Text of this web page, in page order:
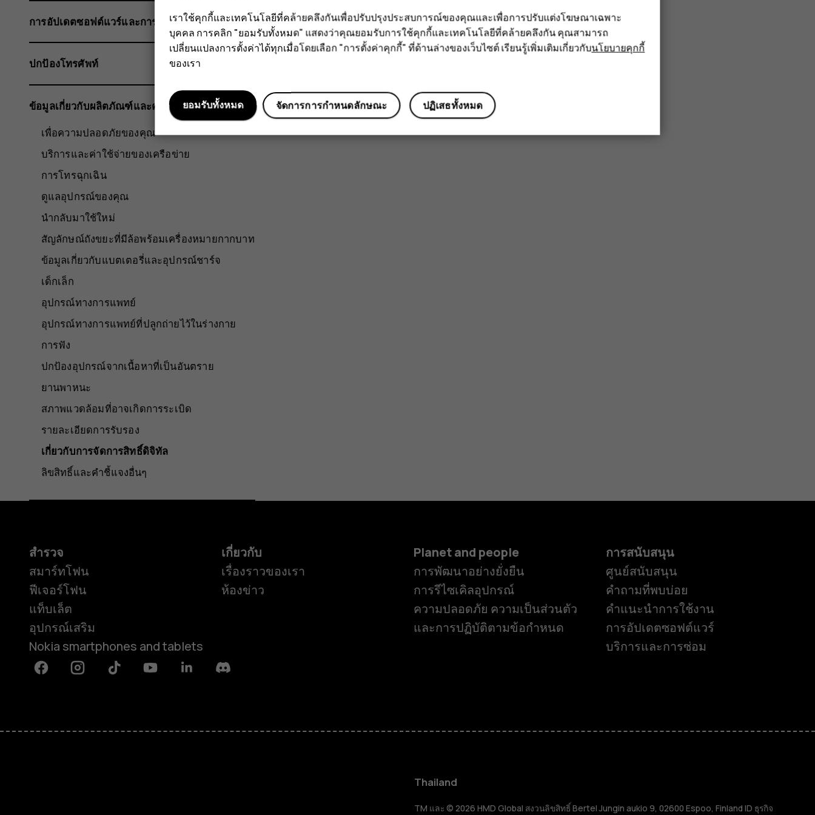
สมาร์ทโฟน
ฟีเจอร์โฟน
การอัปเดตซอฟต์แวร์และการสำรองข้อมูล
ปกป้องโทรศัพท์
ข้อมูลเกี่ยวกับผลิตภัณฑ์และความปลอดภัย
เพื่อความปลอดภัยของคุณ
บริการและค่าใช้จ่ายของเครือข่าย
การโทรฉุกเฉิน
ดูแลอุปกรณ์ของคุณ
นำกลับมาใช้ใหม่
สัญลักษณ์ถังขยะที่มีล้อพร้อมเครื่องหมายกากบาท
ข้อมูลเกี่ยวกับแบตเตอรี่และอุปกรณ์ชาร์จ
เด็กเล็ก
อุปกรณ์ทางการแพทย์
อุปกรณ์ทางการแพทย์ที่ปลูกถ่ายไว้ในร่างกาย
การฟัง
ปกป้องอุปกรณ์จากเนื้อหาที่เป็นอันตราย
ยานพาหนะ
สภาพแวดล้อมที่อาจเกิดการระเบิด
รายละเอียดการรับรอง
เกี่ยวกับการจัดการสิทธิ์ดิจิทัล
ลิขสิทธิ์และคำชี้แจงอื่นๆ
สำรวจ
สมาร์ทโฟน
ฟีเจอร์โฟน
แท็บเล็ต
อุปกรณ์เสริม
Nokia smartphones and tablets
เกี่ยวกับ
เรื่องราวของเรา
ห้องข่าว
Planet and people
การพัฒนาอย่างยั่งยืน
การรีไซเคิลอุปกรณ์
ความปลอดภัย ความเป็นส่วนตัว
และการปฏิบัติตามข้อกำหนด
การสนับสนุน
ศูนย์สนับสนุน
คำถามที่พบบ่อย
คำแนะนำการใช้งาน
การอัปเดตซอฟต์แวร์
บริการและการซ่อม
FacebookInstagramTiktok YoutubeLinkedinDiscord
Thailand
TM และ © 2026 HMD Global สงวนลิขสิทธิ์ Bertel Jungin aukio 9, 02600 Espoo, Finland ID ธุรกิจ
เราใช้คุกกี้และเทคโนโลยีที่คล้ายคลึงกันเพื่อปรับปรุงประสบการณ์ของคุณและเพื่อการปรับแต่งโฆษณาเฉพาะ
บุคคล การคลิก "ยอมรับทั้งหมด" แสดงว่าคุณยอมรับการใช้คุกกี้และเทคโนโลยีที่คล้ายคลึงกัน คุณสามารถ
เปลี่ยนแปลงการตั้งค่าได้ทุกเมื่อโดยเลือก "การตั้งค่าคุกกี้" ที่ด้านล่างของเว็บไซต์ เรียนรู้เพิ่มเติมเกี่ยวกับนโยบายคุกกี้
ของเรา
ปฏิเสธทั้งหมด
จัดการการกำหนดลักษณะ
ยอมรับทั้งหมด